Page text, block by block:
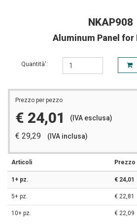
NKAP908
Aluminum Panel for
Quantità':
Prezzo per pezzo
€ 24,01 (IVA esclusa)
€ 29,29 (IVA inclusa)
Articoli Prezzo
1+ pz. € 24,01
5+ pz. € 22,81
10+ pz. € 22,09